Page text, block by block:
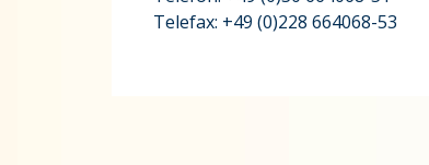
Telefax: +49 (0)228 664068-53